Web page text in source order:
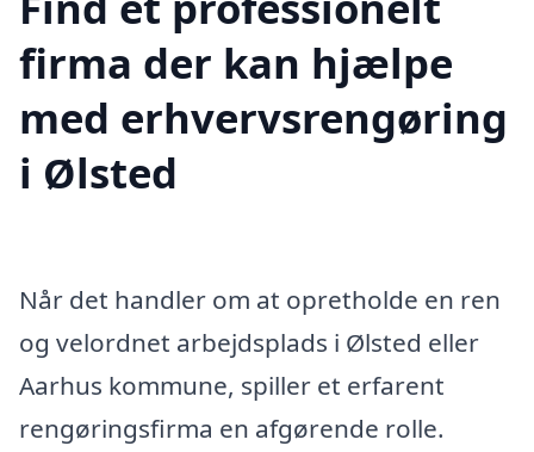
firma der kan hjælpe
med erhvervsrengøring
i Ølsted
Når det handler om at opretholde en ren
og velordnet arbejdsplads i Ølsted eller
Aarhus kommune, spiller et erfarent
rengøringsfirma en afgørende rolle.